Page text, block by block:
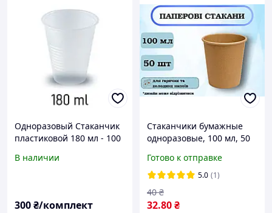
Одноразовый Стаканчик
пластиковой 180 мл - 100
В наличии
300₴/комплект
Стаканчики бумажные
одноразовые, 100 мл, 50
Готово к отправке
5.0 (1)
32.80₴
40 ₴